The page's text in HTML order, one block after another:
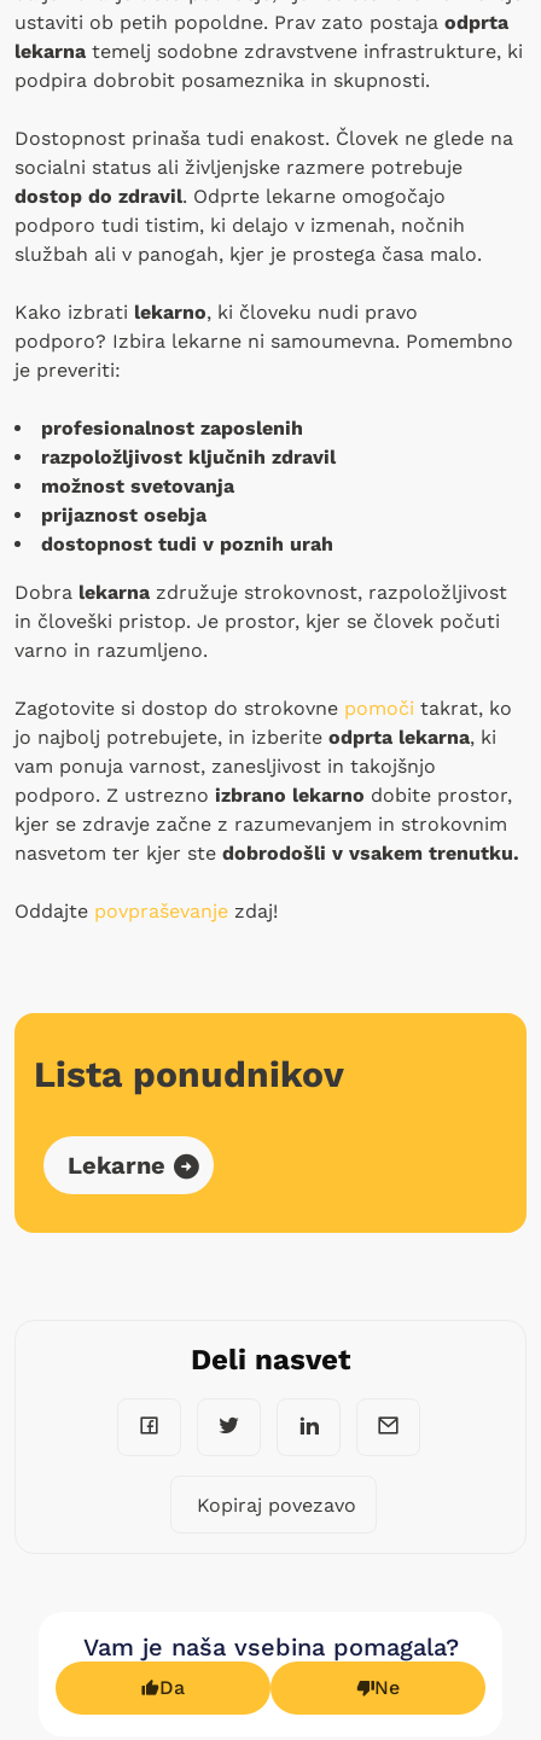
ustaviti ob petih popoldne. Prav zato postaja odprta
lekarna temelj sodobne zdravstvene infrastrukture, ki
podpira dobrobit posameznika in skupnosti.
Dostopnost prinaša tudi enakost. Človek ne glede na
socialni status ali življenjske razmere potrebuje
dostop do zdravil. Odprte lekarne omogočajo
podporo tudi tistim, ki delajo v izmenah, nočnih
službah ali v panogah, kjer je prostega časa malo.
Kako izbrati lekarno, ki človeku nudi pravo
podporo? Izbira lekarne ni samoumevna. Pomembno
je preveriti:
profesionalnost zaposlenih
razpoložljivost ključnih zdravil
možnost svetovanja
prijaznost osebja
dostopnost tudi v poznih urah
Dobra lekarna združuje strokovnost, razpoložljivost
in človeški pristop. Je prostor, kjer se človek počuti
varno in razumljeno.
Zagotovite si dostop do strokovne pomoči takrat, ko
jo najbolj potrebujete, in izberite odprta lekarna, ki
vam ponuja varnost, zanesljivost in takojšnjo
podporo. Z ustrezno izbrano lekarno dobite prostor,
kjer se zdravje začne z razumevanjem in strokovnim
nasvetom ter kjer ste dobrodošli v vsakem trenutku.
Oddajte povpraševanje zdaj!
Lista ponudnikov
Lekarne
Deli nasvet
Kopiraj povezavo
Vam je naša vsebina pomagala?
Da Ne